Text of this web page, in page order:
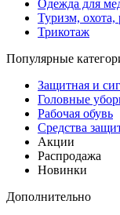
Одежда для
Туризм, охота,
Трикотаж
Популярные
Защитная и
Головные
Рабочая обувь
Средства
Акции
Распродажа
Новинки
Дополнительно